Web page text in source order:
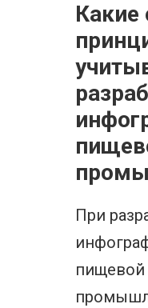
Какие
При
пищевой